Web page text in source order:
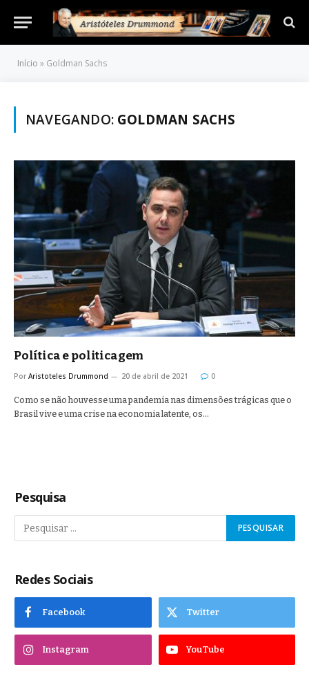
Início » Goldman Sachs
NAVEGANDO: GOLDMAN SACHS
Política e politicagem
Por Aristoteles Drummond 20 de abril de 2021 0
Como se não houvesse uma pandemia nas dimensões trágicas que o
Brasil vive e uma crise na economia latente, os…
Pesquisa
Redes Sociais
Facebook Twitter
Instagram YouTube